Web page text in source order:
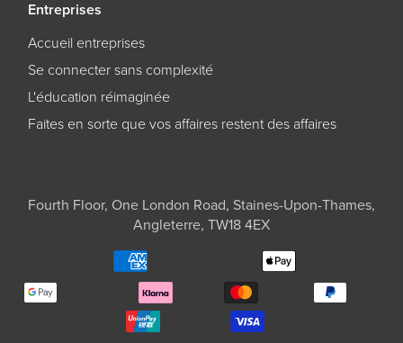
Entreprises
Accueil entreprises
Se connecter sans complexité
L'éducation réimaginée
Faites en sorte que vos affaires restent des affaires
Fourth Floor, One London Road, Staines-Upon-Thames,
Angleterre, TW18 4EX